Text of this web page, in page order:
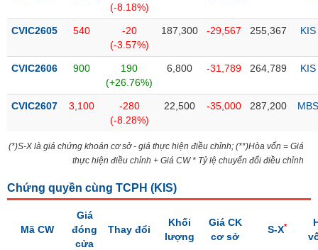
yết
dõi
biệt
ký
Danh
mục
(-8.18%)
CVIC2605 540
-20
(-3.57%)
187,300 -29,567 255,367 KIS
CVIC2606 900
190
(+26.76%)
6,800 -31,789 264,789 KIS
CVIC2607 3,100
-280
(-8.28%)
22,500 -35,000 287,200 MBS
(*)S-X là giá chứng khoán cơ sở - giá thực hiện điều chỉnh; (**)Hòa vốn = Giá
thực hiện điều chỉnh + Giá CW * Tỷ lệ chuyển đổi điều chỉnh
Chứng quyền cùng TCPH (KIS)
Mã CW
Giá
đóng
cửa
Thay đổi
Khối
lượng
Giá CK
cơ sở
S-X*
CÔNG
CỤ
TƯ
XUẤT
LIỆU
TIN